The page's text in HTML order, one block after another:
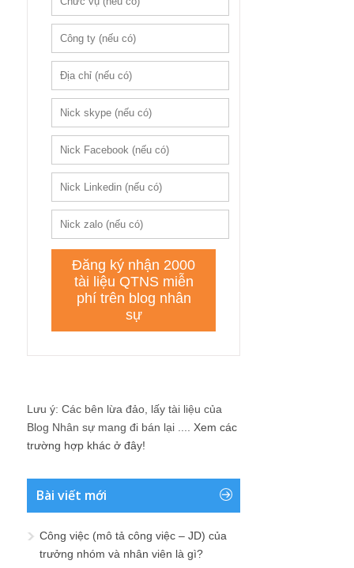
Lưu ý: Các bên lừa đảo, lấy tài liệu của
Blog Nhân sự mang đi bán lại .... Xem các
trường hợp khác ở đây!
Bài viết mới
Công việc (mô tả công việc – JD) của
trưởng nhóm và nhân viên là gì?